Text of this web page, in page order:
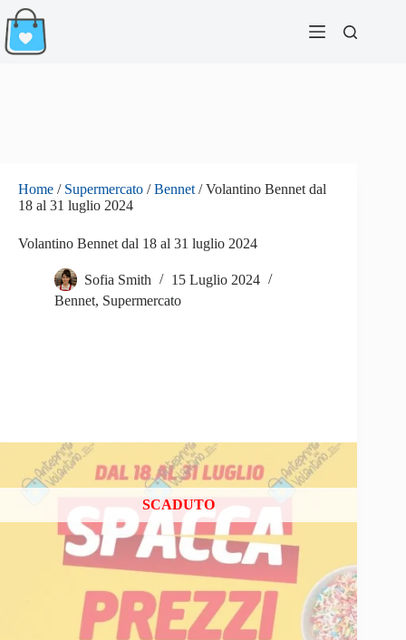
Salta
al
contenuto
Home / Supermercato /Bennet /Volantino Bennet dal
18 al 31 luglio 2024
Volantino Bennet dal 18 al 31 luglio 2024
Sofia Smith
15 Luglio 2024
Bennet, Supermercato
SCADUTO